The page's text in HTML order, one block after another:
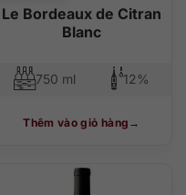
Le Bordeaux de Citran
Blanc
750 ml 12%
Thêm vào giỏ hàng